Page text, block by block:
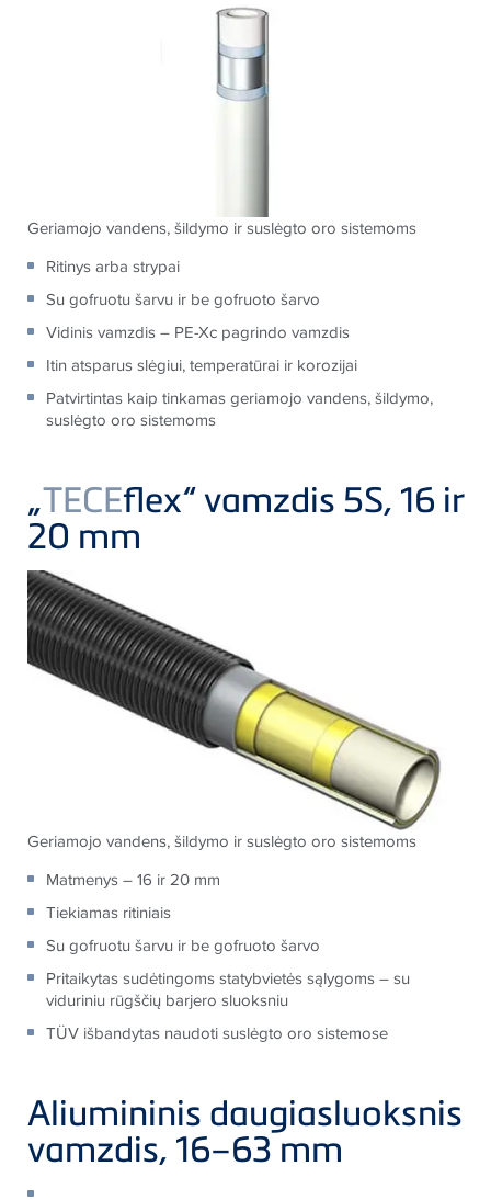
Geriamojo vandens, šildymo ir suslėgto oro sistemoms
Ritinys arba strypai
Su gofruotu šarvu ir be gofruoto šarvo
Vidinis vamzdis – PE-Xc pagrindo vamzdis
Itin atsparus slėgiui, temperatūrai ir korozijai
Patvirtintas kaip tinkamas geriamojo vandens, šildymo,
suslėgto oro sistemoms
„TECEflex“ vamzdis 5S, 16 ir
20 mm
Geriamojo vandens, šildymo ir suslėgto oro sistemoms
Matmenys – 16 ir 20 mm
Tiekiamas ritiniais
Su gofruotu šarvu ir be gofruoto šarvo
Pritaikytas sudėtingoms statybvietės sąlygoms – su
viduriniu rūgščių barjero sluoksniu
TÜV išbandytas naudoti suslėgto oro sistemose
Aliumininis daugiasluoksnis
vamzdis, 16–63 mm